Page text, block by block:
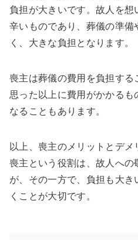
負担が大きいです。故人を想
辛いものであり、葬儀の準備
く、大きな負担となります。
喪主は葬儀の費用を負担する
思った以上に費用がかかるも
なることもあります。
以上、喪主のメリットとデメ
喪主という役割は、故人への
が、その一方で、負担も大
くことが大切です。